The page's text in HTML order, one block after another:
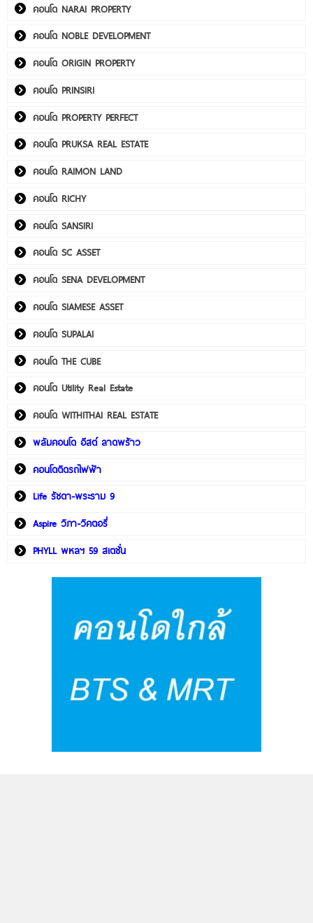
คอนโด NARAI PROPERTY
คอนโด NOBLE DEVELOPMENT
คอนโด ORIGIN PROPERTY
คอนโด PRINSIRI
คอนโด PROPERTY PERFECT
คอนโด PRUKSA REAL ESTATE
คอนโด RAIMON LAND
คอนโด RICHY
คอนโด SANSIRI
คอนโด SC ASSET
คอนโด SENA DEVELOPMENT
คอนโด SIAMESE ASSET
คอนโด SUPALAI
คอนโด THE CUBE
คอนโด Utility Real Estate
คอนโด WITHITHAI REAL ESTATE
พลัมคอนโด อีสต์ ลาดพร้าว
คอนโดติดรถไฟฟ้า
Life รัชดา-พระราม 9
Aspire วิภา-วิคตอรี่
PHYLL พหลฯ 59 สเตชั่น